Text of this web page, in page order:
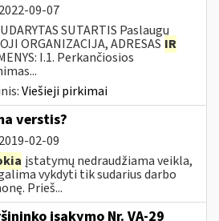
2022-09-07
SUTARTIS Paslaugų
ORGANIZACIJA, ADRESAS IR
I.1. Perkančiosios
Viešieji pirkimai
verstis?
2019-02-09
įstatymų nedraudžiama veikla,
vykdyti tik sudarius darbo
Prieš...
įsakymo Nr. VA-29